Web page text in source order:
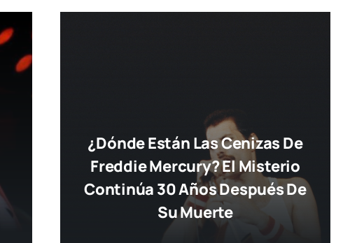
¿Dónde Están Las Cenizas De
Freddie Mercury? El Misterio
Continúa 30 Años Después De
Su Muerte